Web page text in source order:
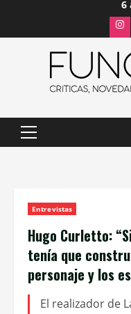
6
Menú
Entrevistas
Hugo Curletto:
tenía que
personaje y los
El realizador de